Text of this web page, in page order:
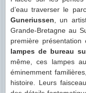
d’eau traverser le
Guneriussen , un
Grande-Bretagne au
première
lampes de bureau
même, ces lampes
éminemment
histoire. Leurs